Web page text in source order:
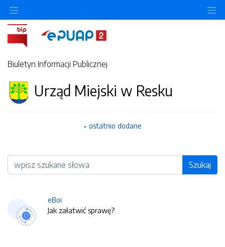
Biuletyn Informacji Publicznej
Urząd Miejski w Resku
ostatnio dodane
Wyszukiwarka Szukaj
eBoi
Jak załatwić sprawę?